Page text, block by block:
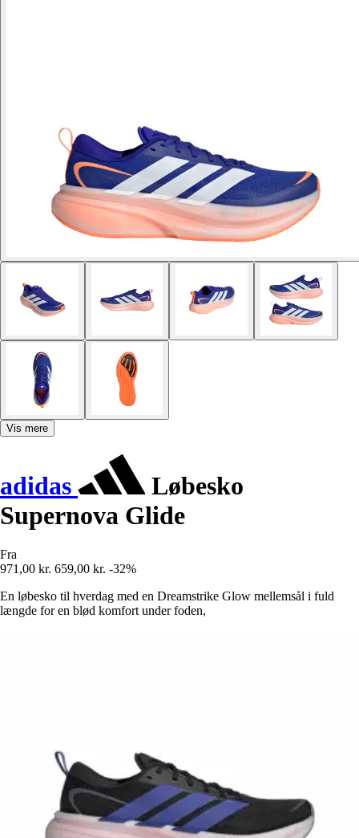
Vis mere
adidas
Løbesko
Supernova Glide
Fra
971,00 kr. 659,00 kr. -32%
En løbesko til hverdag med en Dreamstrike Glow mellemsål i fuld
længde for en blød komfort under foden,